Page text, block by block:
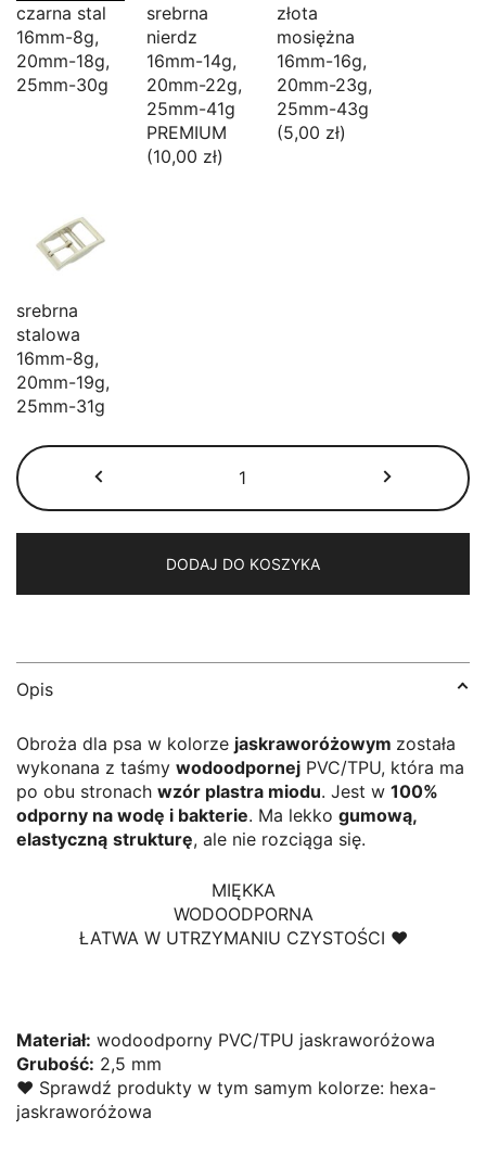
czarna stal
16mm-8g,
20mm-18g,
25mm-30g
srebrna
nierdz
16mm-14g,
20mm-22g,
25mm-41g
PREMIUM
(10,00 zł)
złota
mosiężna
16mm-16g,
20mm-23g,
25mm-43g
(5,00 zł)
srebrna
stalowa
16mm-8g,
20mm-19g,
25mm-31g
Obroża
Hexa
wodoodporna
różowa
DODAJ DO KOSZYKA
Opis
Obroża dla psa w kolorze jaskraworóżowym została
wykonana z taśmy wodoodpornej PVC/TPU, która ma
po obu stronach wzór plastra miodu. Jest w 100%
odporny na wodę i bakterie. Ma lekko gumową,
elastyczną strukturę, ale nie rozciąga się.
MIĘKKA
WODOODPORNA
ŁATWA W UTRZYMANIU CZYSTOŚCI ♥
Materiał: wodoodporny PVC/TPU jaskraworóżowa
Grubość: 2,5 mm
♥ Sprawdź produkty w tym samym kolorze: hexa-
jaskraworóżowa